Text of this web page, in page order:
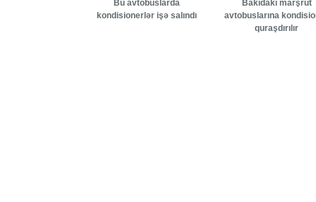
Bu avtobuslarda
kondisionerlər işə salındı
Bakıdakı marşrut
avtobuslarına
quraşdırılır